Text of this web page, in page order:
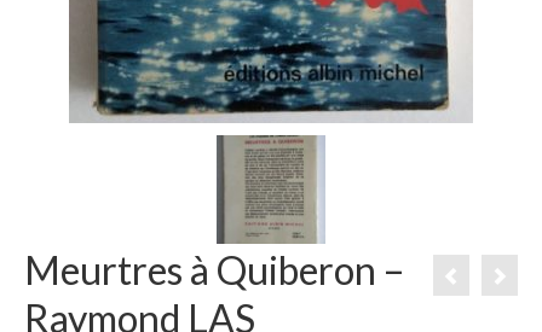
Meurtres à Quiberon –
Raymond LAS